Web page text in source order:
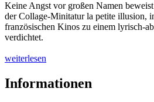
Keine Angst vor großen Namen
der Collage-Minitatur la petite illusion,
französischen Kinos zu einem lyrisch-
verdichtet.
weiterlesen
Informationen